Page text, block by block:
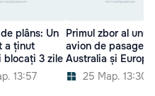
plâns: Un
a ținut
blocați 3 zile
13:57
Primul zbor al unui
avion de pasageri
Australia și Europa
25 Мар. 13:30